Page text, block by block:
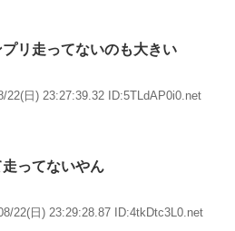
リ走ってないのも大きい
22(日) 23:27:39.32 ID:5TLdAP0i0.net
ってないやん
22(日) 23:29:28.87 ID:4tkDtc3L0.net